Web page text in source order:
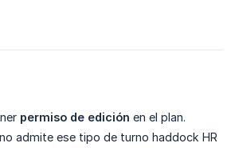
permiso de edición en el plan.
admite ese tipo de turno haddock HR